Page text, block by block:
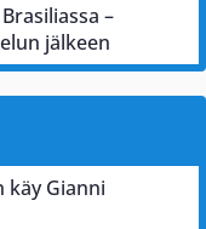
–
jälkeen
käy Gianni